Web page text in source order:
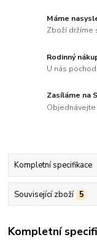
Máme
Zboží držíme
Rodinný
U nás
Zasíláme na
Kompletní specifikace
Související zboží 5
Kompletní